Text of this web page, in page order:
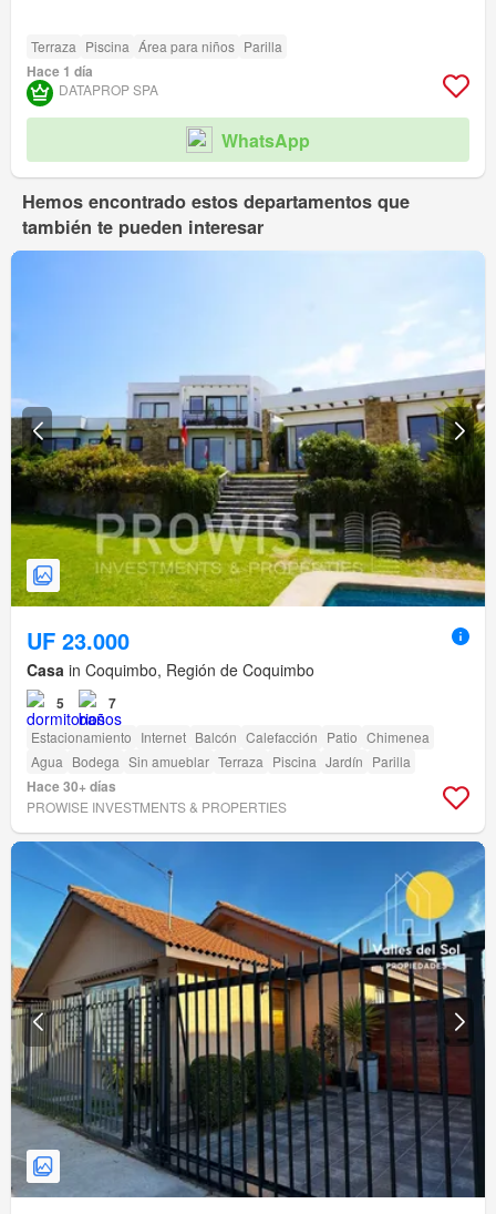
Terraza Piscina Área para niños Parilla
Hace 1 día
DATAPROP SPA
WhatsApp
Hemos encontrado estos departamentos que
también te pueden interesar
UF 23.000
Casa in Coquimbo, Región de Coquimbo
5 7
Estacionamiento Internet Balcón Calefacción Patio Chimenea
Agua Bodega Sin amueblar Terraza Piscina Jardín Parilla
Hace 30+ días
PROWISE INVESTMENTS & PROPERTIES